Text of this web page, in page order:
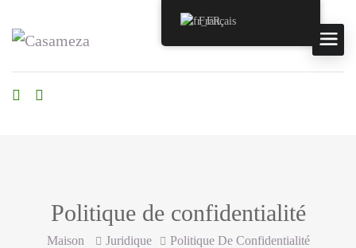
Politique de confidentialité
Maison Juridique Politique De Confidentialité
Français